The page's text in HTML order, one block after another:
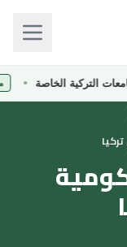
التركية الخاصة